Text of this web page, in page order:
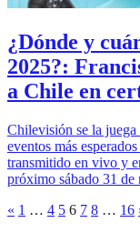
¿Dónde y
2025?:
a Chile en
Chilevisión se la
eventos más
transmitido en vivo y
próximo sábado 31 de
« 1 … 4 5 6 7 8 … 16